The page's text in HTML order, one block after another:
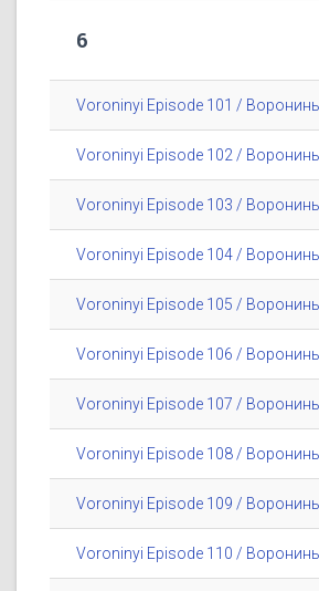
6
Voroninyi Episode 101 /
Voroninyi Episode 102 /
Voroninyi Episode 103 /
Voroninyi Episode 104 /
Voroninyi Episode 105 /
Voroninyi Episode 106 /
Voroninyi Episode 107 /
Voroninyi Episode 108 /
Voroninyi Episode 109 /
Voroninyi Episode 110 /